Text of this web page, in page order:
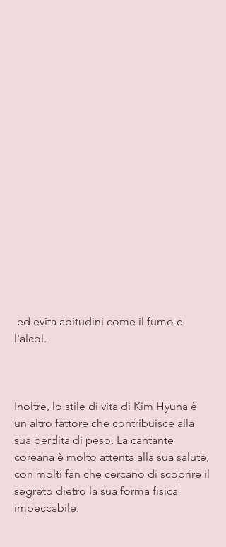
l'alcol.
Inoltre, lo stile di vita di Kim Hyuna è
un altro fattore che contribuisce alla
sua perdita di peso. La cantante
coreana è molto attenta alla sua salute,
con molti fan che cercano di scoprire il
segreto dietro la sua forma fisica
impeccabile.